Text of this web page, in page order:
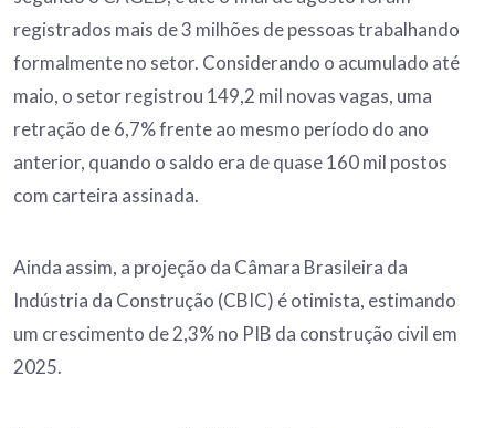
registrados mais de 3 milhões de pessoas trabalhando
formalmente no setor. Considerando o acumulado até
maio, o setor registrou 149,2 mil novas vagas, uma
retração de 6,7% frente ao mesmo período do ano
anterior, quando o saldo era de quase 160 mil postos
com carteira assinada.
Ainda assim, a projeção da Câmara Brasileira da
Indústria da Construção (CBIC) é otimista, estimando
um crescimento de 2,3% no PIB da construção civil em
2025.